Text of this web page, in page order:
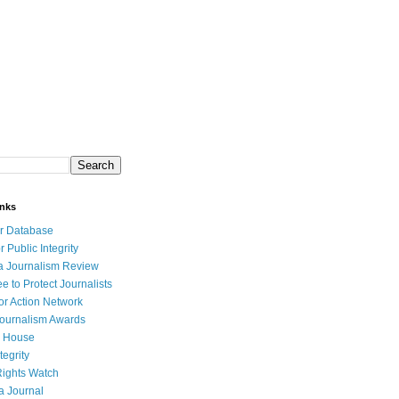
Database
Public Integrity
Journalism Review
to Protect Journalists
Action Network
Awards
House
Watch
Journal